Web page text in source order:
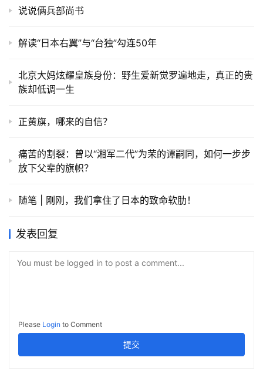
说说俩兵部尚书
解读“日本右翼”与“台独”勾连50年
北京大妈炫耀皇族身份：野生爱新觉罗遍地走，真正的贵
族却低调一生
正黄旗，哪来的自信？
痛苦的割裂：曾以“湘军二代”为荣的谭嗣同，如何一步步
放下父辈的旗帜？
随笔 | 刚刚，我们拿住了日本的致命软肋！
发表回复
You must be logged in to post a comment...
Please Login to Comment
提交